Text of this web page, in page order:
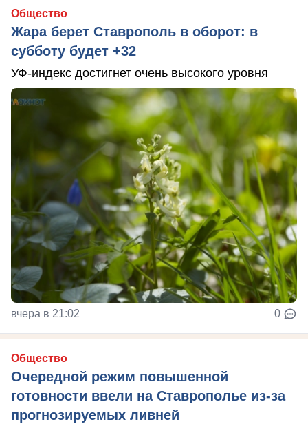
Общество
Жара берет Ставрополь в оборот: в
субботу будет +32
УФ-индекс достигнет очень высокого уровня
вчера в 21:02 0
Общество
Очередной режим повышенной
готовности ввели на Ставрополье из-за
прогнозируемых ливней